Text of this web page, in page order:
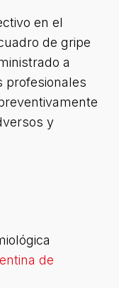
en el
de gripe
a
profesionales
y
de